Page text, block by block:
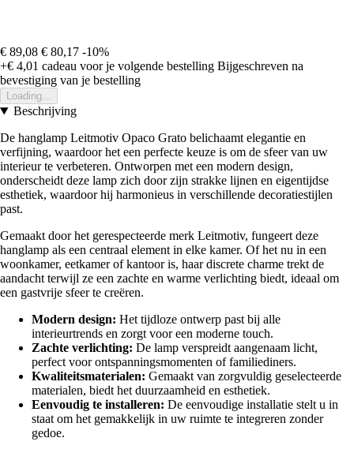
€ 89,08 € 80,17 -10%
+€ 4,01 cadeau voor je volgende bestelling Bijgeschreven na
bevestiging van je bestelling
Loading...
Beschrijving
De hanglamp Leitmotiv Opaco Grato belichaamt elegantie en
verfijning, waardoor het een perfecte keuze is om de sfeer van uw
interieur te verbeteren. Ontworpen met een modern design,
onderscheidt deze lamp zich door zijn strakke lijnen en eigentijdse
esthetiek, waardoor hij harmonieus in verschillende decoratiestijlen
past.
Gemaakt door het gerespecteerde merk Leitmotiv, fungeert deze
hanglamp als een centraal element in elke kamer. Of het nu in een
woonkamer, eetkamer of kantoor is, haar discrete charme trekt de
aandacht terwijl ze een zachte en warme verlichting biedt, ideaal om
een ​​gastvrije sfeer te creëren.
Modern design: Het tijdloze ontwerp past bij alle
interieurtrends en zorgt voor een moderne touch.
Zachte verlichting: De lamp verspreidt aangenaam licht,
perfect voor ontspanningsmomenten of familiediners.
Kwaliteitsmaterialen: Gemaakt van zorgvuldig geselecteerde
materialen, biedt het duurzaamheid en esthetiek.
Eenvoudig te installeren: De eenvoudige installatie stelt u in
staat om het gemakkelijk in uw ruimte te integreren zonder
gedoe.